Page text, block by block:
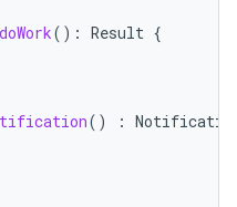
doWork(): Result {
() :